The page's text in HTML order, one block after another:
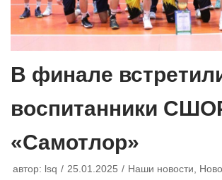
В финале
воспитанники
«Самотлор»
автор: lsq 25.01.2025 Наши новости